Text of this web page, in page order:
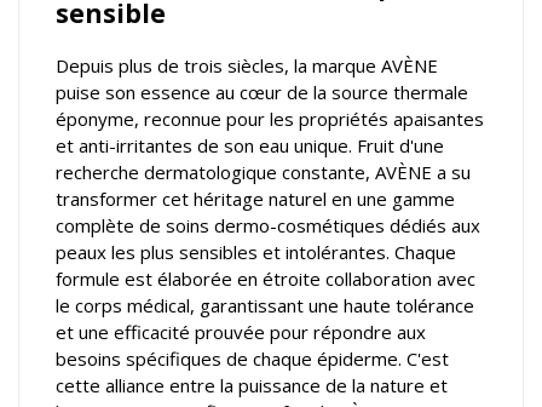
sensible
Depuis plus de trois siècles, la marque AVÈNE
puise son essence au cœur de la source thermale
éponyme, reconnue pour les propriétés apaisantes
et anti-irritantes de son eau unique. Fruit d'une
recherche dermatologique constante, AVÈNE a su
transformer cet héritage naturel en une gamme
complète de soins dermo-cosmétiques dédiés aux
peaux les plus sensibles et intolérantes. Chaque
formule est élaborée en étroite collaboration avec
le corps médical, garantissant une haute tolérance
et une efficacité prouvée pour répondre aux
besoins spécifiques de chaque épiderme. C'est
cette alliance entre la puissance de la nature et